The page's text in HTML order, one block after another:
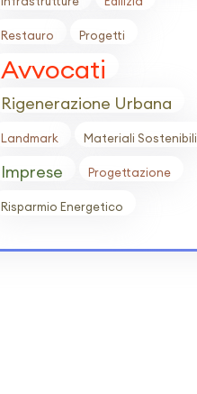
Restauro Progetti
Avvocati
Rigenerazione Urbana
Landmark Materiali Sostenibili
Imprese Progettazione
Risparmio Energetico